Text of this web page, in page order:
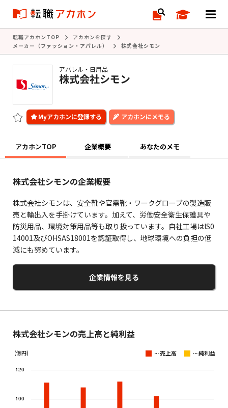
転職アカホンTOP
アカホンを探す
メーカー（ファッション・アパレル）
株式会社シモン
アパレル・日用品
株式会社シモン
アカホンにメモる
アカホンTOP 企業概要 あなたのメモ
株式会社シモンの企業概要
株式会社シモンは、安全靴や官需靴・ワークグローブの製造販
売と輸出入を手掛けています。加えて、労働安全衛生保護具や
防災用品、環境対策用品等も取り扱っています。自社工場はIS0
14001及びOHSAS18001を認証取得し、地球環境への負担の低
減にも努めています。
企業情報を見る
株式会社シモンの売上高と純利益
(億円) ...売上高 ...純利益